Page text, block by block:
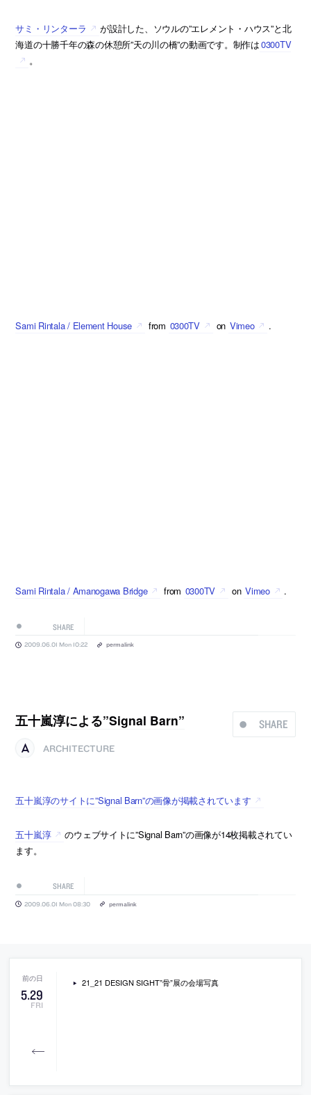
サミ・リンターラ
が設計した、ソウルの”エレメント・ハウス”と北
海道の十勝千年の森の休憩所”天の川の橋”の動画です。制作は0300TV
。
Sami Rintala / Element House from 0300TV on Vimeo .
Sami Rintala / Amanogawa Bridge from 0300TV on Vimeo .
SHARE
2009.06.01 Mon 10:22 permalink
SHARE
五十嵐淳による”Signal Barn”
ARCHITECTURE
五十嵐淳のサイトに”Signal Barn”の画像が掲載されています
五十嵐淳
のウェブサイトに”Signal Barn”の画像が14枚掲載されてい
ます。
SHARE
2009.06.01 Mon 08:30 permalink
5.29
FRI
21_21 DESIGN SIGHT”骨”展の会場写真